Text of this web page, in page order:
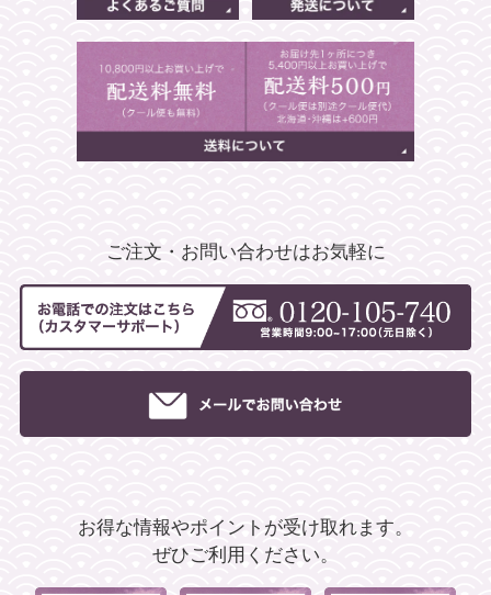
ご注文・お問い合わせはお気軽に
お得な情報やポイントが受け取れます。
ぜひご利用ください。